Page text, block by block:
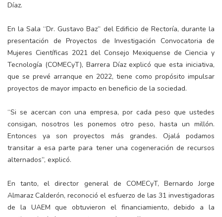
Díaz.
En la Sala “Dr. Gustavo Baz” del Edificio de Rectoría, durante la
presentación de Proyectos de Investigación Convocatoria de
Mujeres Científicas 2021 del Consejo Mexiquense de Ciencia y
Tecnología (COMECyT), Barrera Díaz explicó que esta iniciativa,
que se prevé arranque en 2022, tiene como propósito impulsar
proyectos de mayor impacto en beneficio de la sociedad.
“Si se acercan con una empresa, por cada peso que ustedes
consigan, nosotros les ponemos otro peso, hasta un millón.
Entonces ya son proyectos más grandes. Ojalá podamos
transitar a esa parte para tener una cogeneración de recursos
alternados”, explicó.
En tanto, el director general de COMECyT, Bernardo Jorge
Almaraz Calderón, reconoció el esfuerzo de las 31 investigadoras
de la UAEM que obtuvieron el financiamiento, debido a la